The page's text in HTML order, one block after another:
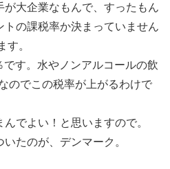
大企業なもんで、すったもん
の課税率か決まっていません
す。
す。水やノンアルコールの飲
のでこの税率が上がるわけで
でよい！と思いますので。
たのが、デンマーク。